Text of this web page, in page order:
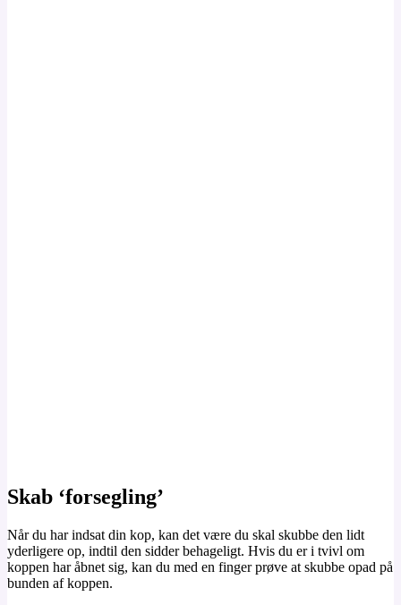
Skab ‘forsegling’
Når du har indsat din kop, kan det være du skal skubbe den lidt
yderligere op, indtil den sidder behageligt. Hvis du er i tvivl om
koppen har åbnet sig, kan du med en finger prøve at skubbe opad på
bunden af koppen.